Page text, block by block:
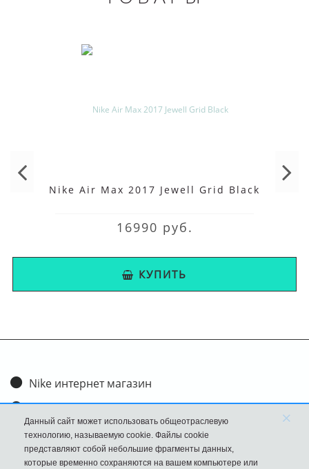
Nike Air Max 2017 Jewell Grid Black
16990 руб.
КУПИТЬ
Nike интернет магазин
Доставка и оплата
Обмен и возврат
Размеры
Данный сайт может использовать общеотраслевую
технологию, называемую cookie. Файлы cookie
представляют собой небольшие фрагменты данных,
которые временно сохраняются на вашем компьютере или
×